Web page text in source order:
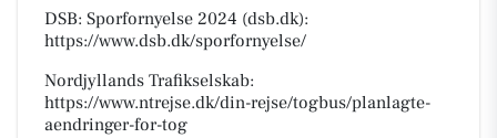
DSB: Sporfornyelse 2024 (dsb.dk):
https://www.dsb.dk/sporfornyelse/
Nordjyllands Trafikselskab:
https://www.ntrejse.dk/din-rejse/togbus/planlagte-
aendringer-for-tog